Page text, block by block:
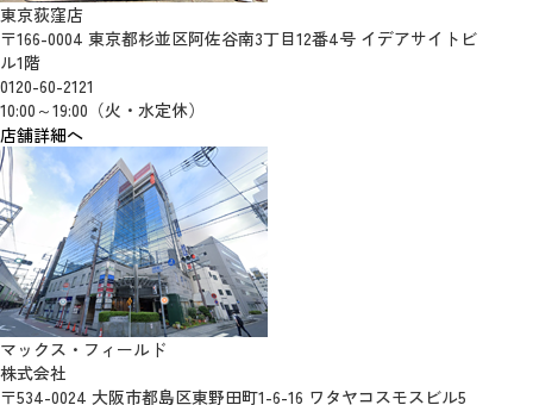
東京荻窪店
〒166-0004 東京都杉並区阿佐谷南3丁目12番4号 イデアサイトビ
ル1階
0120-60-2121
10:00～19:00（火・水定休）
店舗詳細へ
マックス・フィールド
株式会社
〒534-0024 大阪市都島区東野田町1-6-16 ワタヤコスモスビル5